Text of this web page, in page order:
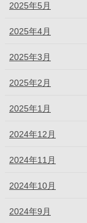
2025年5月
2025年4月
2025年3月
2025年2月
2025年1月
2024年12月
2024年11月
2024年10月
2024年9月